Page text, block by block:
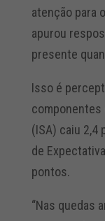
atenção para
apurou
presente
Isso é
componentes
(ISA) caiu 2,4
de
pontos.
“Nas quedas